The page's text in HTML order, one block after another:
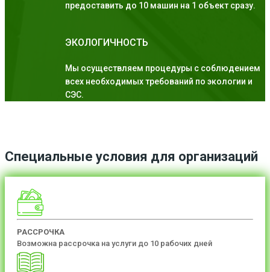
предоставить до 10 машин на 1 объект сразу.
ЭКОЛОГИЧНОСТЬ
Мы осуществляем процедуры с соблюдением
всех необходимых требований по экологии и
СЭС.
Специальные условия для организаций
РАССРОЧКА
Возможна рассрочка на услуги до 10 рабочих дней